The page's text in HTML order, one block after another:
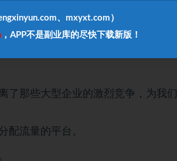
物品的聚集地，甚至遭受着某种程
松赚取互联网生涯第一桶金的宝
了那些大型企业的激烈竞争，为我们
配流量的平台。
、mxyxt.com）
，APP不是副业库的尽快下载新版！